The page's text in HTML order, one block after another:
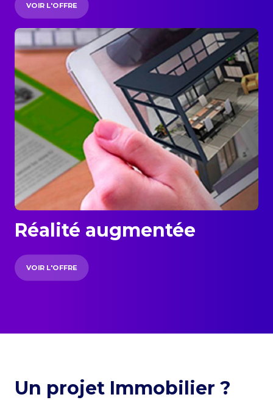
VOIR L'OFFRE
Réalité augmentée
VOIR L'OFFRE
Un projet Immobilier ?